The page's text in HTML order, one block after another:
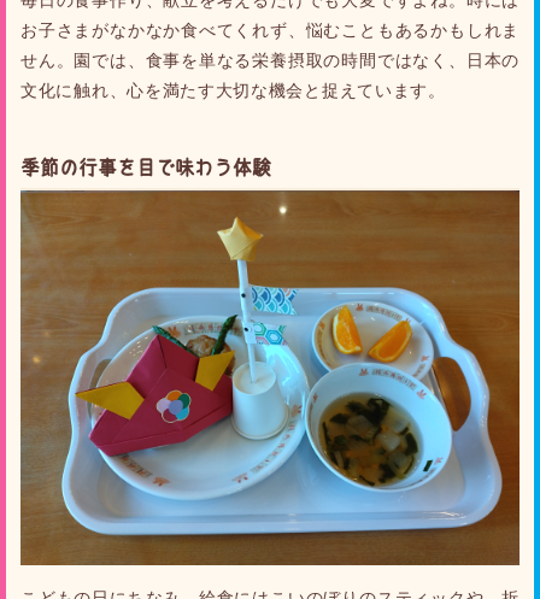
お子さまがなかなか食べてくれず、悩むこともあるかもしれま
せん。園では、食事を単なる栄養摂取の時間ではなく、日本の
文化に触れ、心を満たす大切な機会と捉えています。
季節の行事を目で味わう体験